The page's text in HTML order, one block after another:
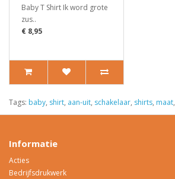
Baby T Shirt Ik word grote
zus..
€ 8,95
Tags: baby, shirt, aan-uit, schakelaar, shirts, maat,
Informatie
Acties
Bedrijfsdrukwerk